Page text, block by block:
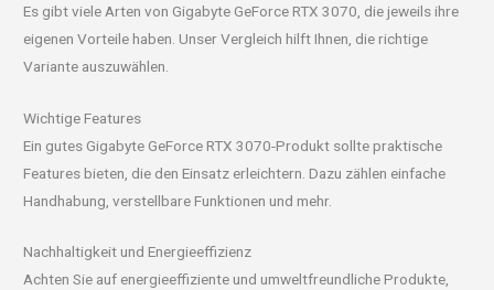
Es gibt viele Arten von Gigabyte GeForce RTX 3070, die jeweils ihre
eigenen Vorteile haben. Unser Vergleich hilft Ihnen, die richtige
Variante auszuwählen.
Wichtige Features
Ein gutes Gigabyte GeForce RTX 3070-Produkt sollte praktische
Features bieten, die den Einsatz erleichtern. Dazu zählen einfache
Handhabung, verstellbare Funktionen und mehr.
Nachhaltigkeit und Energieeffizienz
Achten Sie auf energieeffiziente und umweltfreundliche Produkte,